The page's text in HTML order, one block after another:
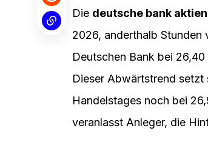
Die deutsche bank aktien
2026, anderthalb Stunden
Deutschen Bank bei
Dieser Abwärtstrend setzt
Handelstages noch bei
veranlasst Anleger, die